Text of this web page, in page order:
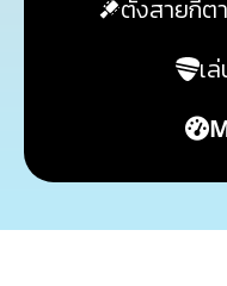
ตั้งสายกีต
เ